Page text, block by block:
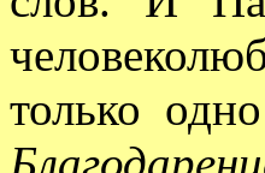
только